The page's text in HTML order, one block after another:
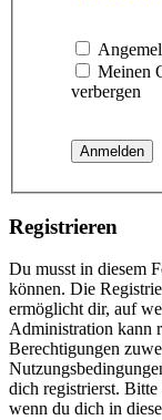
Meinen
verbergen
Registrieren
Du musst in diesem
können. Die
ermöglicht dir, auf
Administration kann
Berechtigungen
dich registrierst.
wenn du dich in